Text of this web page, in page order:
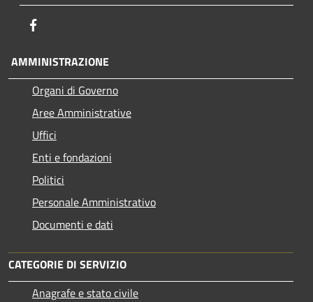
AMMINISTRAZIONE
Organi di Governo
Aree Amministrative
Uffici
Enti e fondazioni
Politici
Personale Amministrativo
Documenti e dati
CATEGORIE DI SERVIZIO
Anagrafe e stato civile